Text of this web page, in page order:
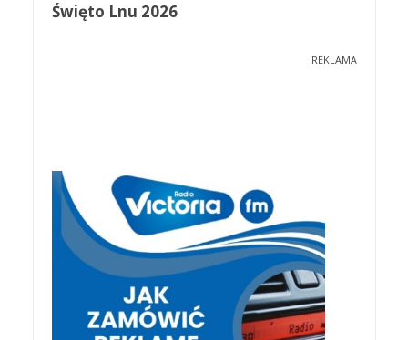
Święto Lnu 2026
REKLAMA